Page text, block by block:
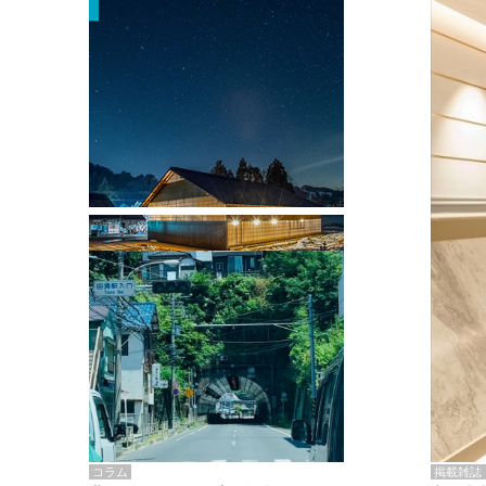
掲載雑誌
掲載雑誌・書籍
『街歩き研修「アールデコとモダニズ
ム、和風バロック」』のレポート記事が
掲載
コラム